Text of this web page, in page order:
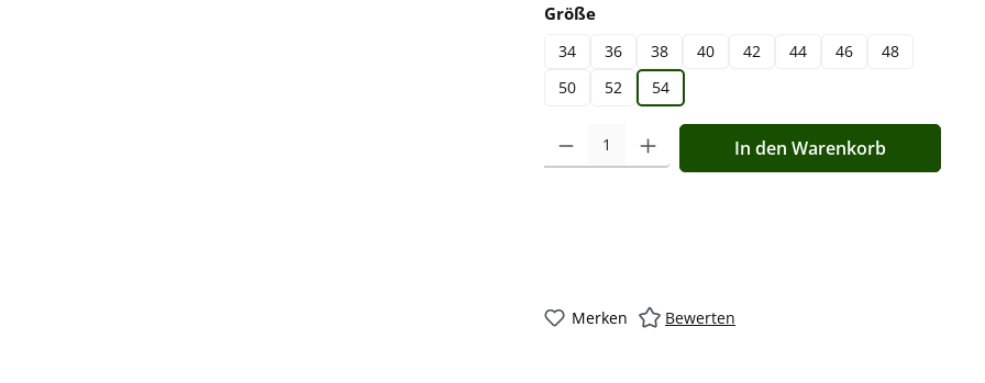
Größeauswählen
34 36 38 40 42 44 46
48
50
52 54
Produkt Anzahl: Gib den gewünschten Wert ein oder
In den Warenkorb
Merken Bewerten